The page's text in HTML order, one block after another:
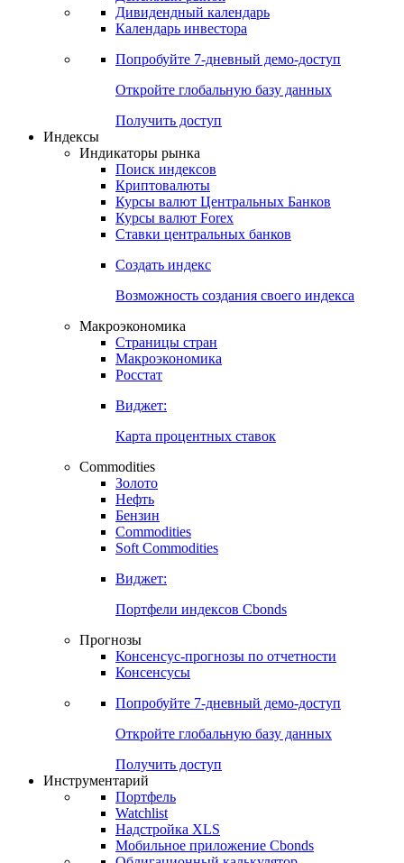
Дивидендный календарь
Календарь инвестора
Попробуйте 7-дневный демо-доступ
Откройте глобальную базу данных
Получить доступ
Индексы
Индикаторы рынка
Поиск индексов
Криптовалюты
Курсы валют Центральных Банков
Курсы валют Forex
Ставки центральных банков
Создать индекс
Возможность создания своего индекса
Макроэкономика
Страницы стран
Макроэкономика
Росстат
Виджет:
Карта процентных ставок
Commodities
Золото
Нефть
Бензин
Commodities
Soft Commodities
Виджет:
Портфели индексов Cbonds
Прогнозы
Консенсус-прогнозы по отчетности
Консенсусы
Попробуйте 7-дневный демо-доступ
Откройте глобальную базу данных
Получить доступ
Инструментарий
Портфель
Watchlist
Надстройка XLS
Мобильное приложение Cbonds